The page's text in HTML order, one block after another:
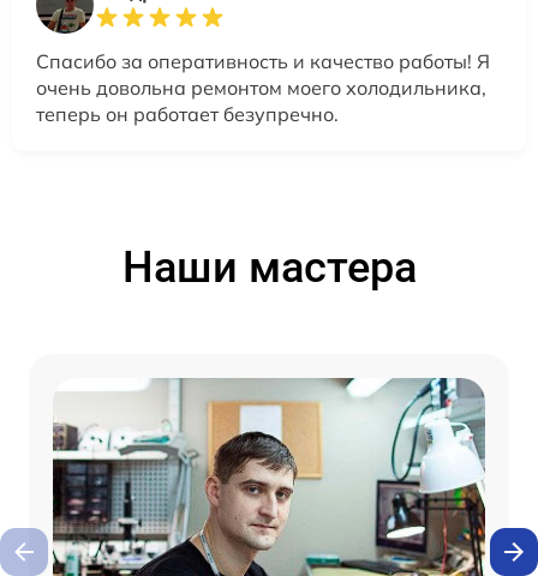
Спасибо за оперативность и качество работы! Я
очень довольна ремонтом моего холодильника,
теперь он работает безупречно.
Наши мастера